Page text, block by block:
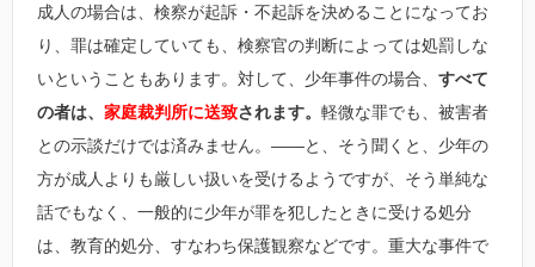
成人の場合は、検察が起訴・不起訴を決めることになってお
り、罪は確定していても、検察官の判断によっては処罰しな
いということもあります。対して、少年事件の場合、 すべて
の者は、 家庭裁判所に送致されます。 軽微な罪でも、被害者
との示談だけでは済みません。――と、そう聞くと、少年の
方が成人よりも厳しい扱いを受けるようですが、そう単純な
話でもなく、一般的に少年が罪を犯したときに受ける処分
は、教育的処分、すなわち保護観察などです。重大な事件で